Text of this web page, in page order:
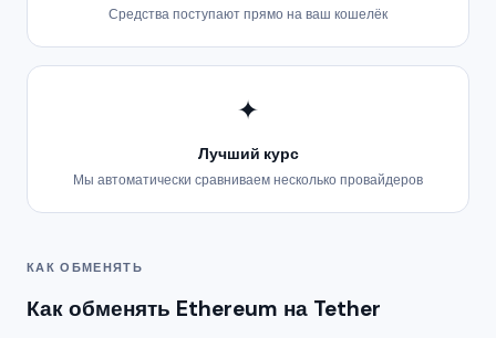
Средства поступают прямо на ваш кошелёк
✦
Лучший курс
Мы автоматически сравниваем несколько провайдеров
КАК ОБМЕНЯТЬ
Как обменять Ethereum на Tether